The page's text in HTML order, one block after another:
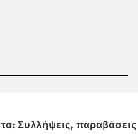
Συλλήψεις, παραβάσεις